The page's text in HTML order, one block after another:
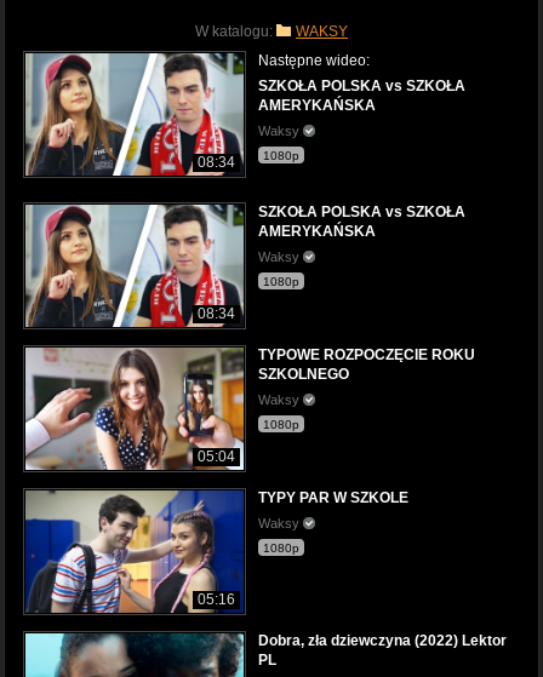
W katalogu: WAKSY
08:34
Następne wideo:
SZKOŁA POLSKA vs SZKOŁA
AMERYKAŃSKA
Waksy
1080p
08:34
SZKOŁA POLSKA vs SZKOŁA
AMERYKAŃSKA
Waksy
1080p
05:04
TYPOWE ROZPOCZĘCIE ROKU
SZKOLNEGO
Waksy
1080p
05:16
TYPY PAR W SZKOLE
Waksy
1080p
Dobra, zła dziewczyna (2022) Lektor
PL